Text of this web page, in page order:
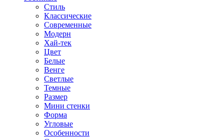
Стиль
Классические
Современные
Модерн
Хай-тек
Цвет
Белые
Венге
Светлые
Темные
Размер
Мини стенки
Форма
Угловые
Особенности